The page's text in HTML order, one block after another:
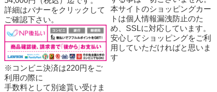
詳細はバナーをクリックして
ご確認下さい。
※コンビニ決済は220円をご
利用の際に
手数料として別途貰い受けま
本サイトのショッピングカー
トは個人情報漏洩防止のた
め、SSLに対応しています。
安心してショッピングをご利
用していただければと思いま
す